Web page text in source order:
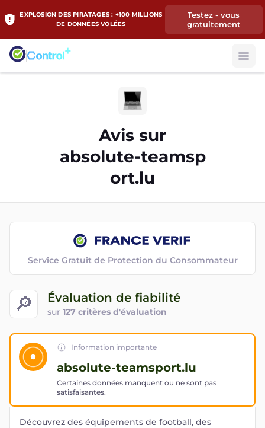
EXPLOSION DES PIRATAGES : +100 MILLIONS
DE DONNÉES VOLÉES
Testez - vous
gratuitement
Avis sur
absolute-teamsp
ort.lu
🔎 Évaluation de fiabilité
sur 127 critères d'évaluation
Service Gratuit de Protection du Consommateur
Information importante
absolute-teamsport.lu
Certaines données manquent ou ne sont pas
satisfaisantes.
Découvrez des équipements de football, des